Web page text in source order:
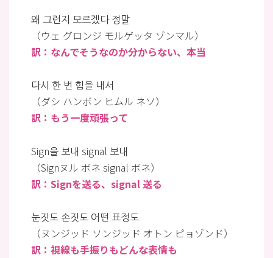
왜 그런지 모르겠다 정말
（ウェ グロンジ モルゲッタ ゾンマル）
訳：なんでそうなのか分からない、本当
다시 한 번 힘을 내서
（ダシ ハンボン ヒムル ネソ）
訳：もう一度頑張って
Sign을 보내 signal 보내
（Signヌル ボネ signal ボネ）
訳：Signを送る、signal 送る
눈짓도 손짓도 어떤 표정도
（ヌンジッド ソンジッド オトン ピョゾンド）
訳：視線も手振りもどんな表情も